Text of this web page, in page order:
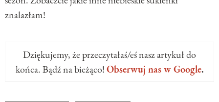
znalazłam!
Dziękujemy, że przeczytałaś/eś nasz artykuł do
końca. Bądź na bieżąco!Obserwuj nas w Google.